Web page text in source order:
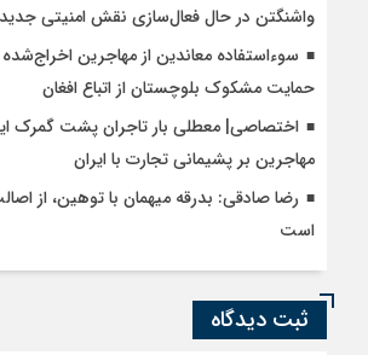
واشنگتن در حال فعال‌سازی نقش امنیتی جدید
سوءاستفاده معاندین از مهاجرین اخراج‌شده
حمایت مشکوک بلوچستان از اتباع افغان
اختصاصی| معطلی بار تاجران پشت گمرک
مهاجرین بر پشیمانی تجارت با ایران
رضا صادقی: بدرقه میهمان با توهین، از
است
ثبت دیدگاه